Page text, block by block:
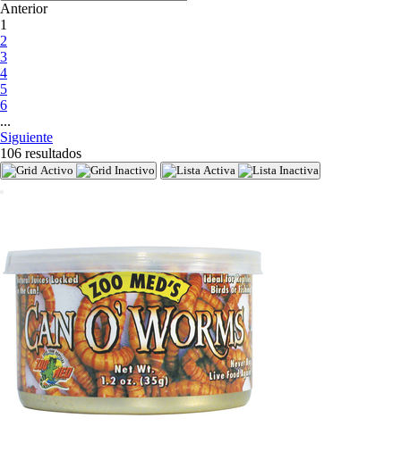
Anterior
1
2
3
4
5
6
...
Siguiente
106 resultados